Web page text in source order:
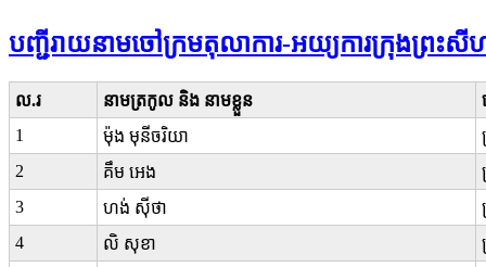
បញ្ជីរាយនាមចៅក្រមតុលាការ-អយ្យការ​ក្រុងព្រះសី
ល.រ នាមត្រកូល និង នាមខ្លួន
1
ម៉ុង មុនីចរិយា
2
គឹម អេង
3
ហង់ ស៊ីថា
4
លិ សុខា